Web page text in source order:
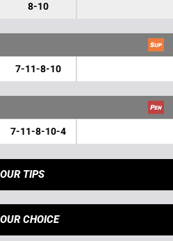
8-10
7-11-8-10
7-11-8-10-4
OUR TIPS
OUR CHOICE